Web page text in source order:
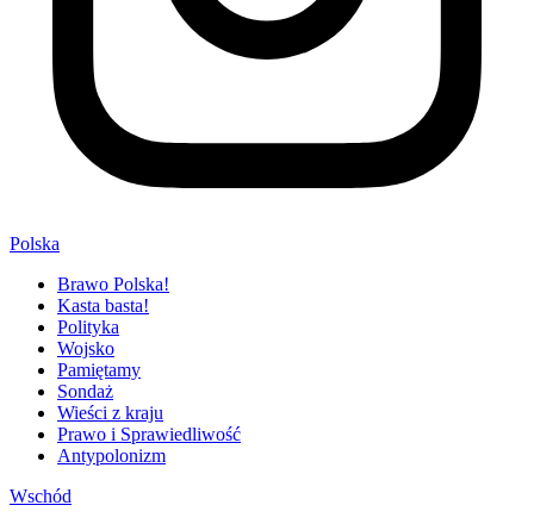
Polska
Brawo Polska!
Kasta basta!
Polityka
Wojsko
Pamiętamy
Sondaż
Wieści z kraju
Prawo i Sprawiedliwość
Antypolonizm
Wschód